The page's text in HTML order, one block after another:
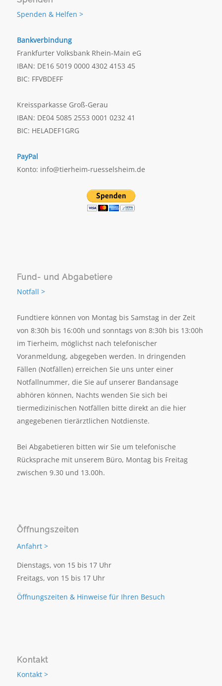
Spenden & Helfen >
Bankverbindung
Frankfurter Volksbank Rhein-Main eG
IBAN: DE16 5019 0000 4302 4153 45
BIC: FFVBDEFF
Kreissparkasse Groß-Gerau
IBAN: DE04 5085 2553 0001 0232 41
BIC: HELADEF1GRG
PayPal
Konto: info@tierheim-ruesselsheim.de
Fund- und Abgabetiere
Notfall >
Fundtiere können von Montag bis Samstag in der Zeit
von 8:30h bis 16:00h und sonntags von 8:30h bis 13:00h
im Tierheim, möglichst nach telefonischer
Voranmeldung, abgegeben werden. In dringenden
Fällen (Notfällen) erreichen Sie uns unter einer
Notfallnummer, die Sie auf unserer Bandansage
abhören können, Nachts wenden Sie sich bei
tiermedizinischen Notfällen bitte direkt an die hier
angegebenen tierärztlichen Notdienste.
Bei Abgabetieren bitten wir Sie um telefonische
Rücksprache mit unserem Büro, Montag bis Freitag
zwischen 9.30 und 13.00h.
Öffnungszeiten
Anfahrt >
Dienstags, von 15 bis 17 Uhr
Freitags, von 15 bis 17 Uhr
Öffnungszeiten & Hinweise für Ihren Besuch
Kontakt
Kontakt >